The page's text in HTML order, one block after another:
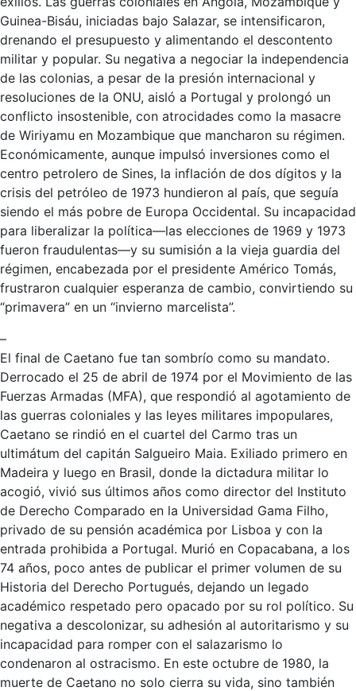
Guinea-Bisáu, iniciadas bajo Salazar, se intensificaron,
drenando el presupuesto y alimentando el descontento
militar y popular. Su negativa a negociar la independencia
de las colonias, a pesar de la presión internacional y
resoluciones de la ONU, aisló a Portugal y prolongó un
conflicto insostenible, con atrocidades como la masacre
de Wiriyamu en Mozambique que mancharon su régimen.
Económicamente, aunque impulsó inversiones como el
centro petrolero de Sines, la inflación de dos dígitos y la
crisis del petróleo de 1973 hundieron al país, que seguía
siendo el más pobre de Europa Occidental. Su incapacidad
para liberalizar la política—las elecciones de 1969 y 1973
fueron fraudulentas—y su sumisión a la vieja guardia del
régimen, encabezada por el presidente Américo Tomás,
frustraron cualquier esperanza de cambio, convirtiendo su
“primavera” en un “invierno marcelista”.
–
El final de Caetano fue tan sombrío como su mandato.
Derrocado el 25 de abril de 1974 por el Movimiento de las
Fuerzas Armadas (MFA), que respondió al agotamiento de
las guerras coloniales y las leyes militares impopulares,
Caetano se rindió en el cuartel del Carmo tras un
ultimátum del capitán Salgueiro Maia. Exiliado primero en
Madeira y luego en Brasil, donde la dictadura militar lo
acogió, vivió sus últimos años como director del Instituto
de Derecho Comparado en la Universidad Gama Filho,
privado de su pensión académica por Lisboa y con la
entrada prohibida a Portugal. Murió en Copacabana, a los
74 años, poco antes de publicar el primer volumen de su
Historia del Derecho Portugués, dejando un legado
académico respetado pero opacado por su rol político. Su
negativa a descolonizar, su adhesión al autoritarismo y su
incapacidad para romper con el salazarismo lo
condenaron al ostracismo. En este octubre de 1980, la
muerte de Caetano no solo cierra su vida, sino también